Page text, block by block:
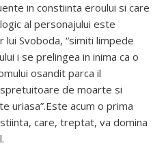
in constiinta eroului si care
al personajului este
Svoboda, “simiti limpede
i se prelingea in inima ca o
osandit parca il
de moarte si
uriasa”.Este acum o prima
care, treptat, va domina